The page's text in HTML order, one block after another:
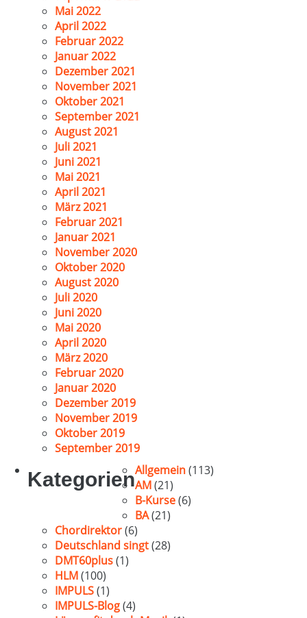
Mai 2022
April 2022
Februar 2022
Januar 2022
Dezember 2021
November 2021
Oktober 2021
September 2021
August 2021
Juli 2021
Juni 2021
Mai 2021
April 2021
März 2021
Februar 2021
Januar 2021
November 2020
Oktober 2020
August 2020
Juli 2020
Juni 2020
Mai 2020
April 2020
März 2020
Februar 2020
Januar 2020
Dezember 2019
November 2019
Oktober 2019
September 2019
KategorienAllgemein(113)
AM(21)
B-Kurse(6)
BA(21)
Chordirektor(6)
Deutschland singt(28)
DMT60plus(1)
HLM(100)
IMPULS(1)
IMPULS-Blog(4)